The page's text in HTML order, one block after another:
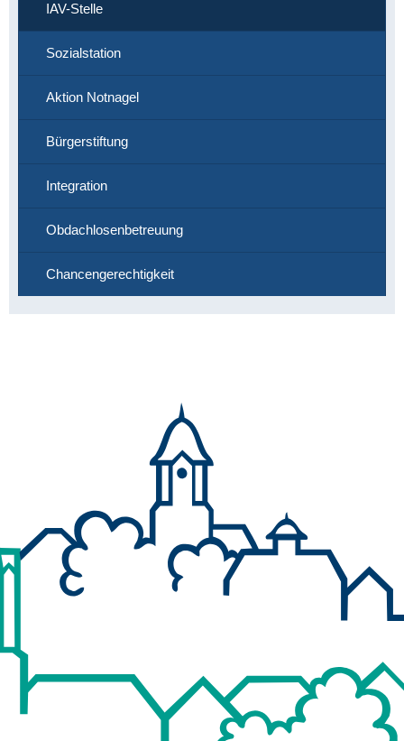
IAV-Stelle
Sozialstation
Aktion Notnagel
Bürgerstiftung
Integration
Obdachlosenbetreuung
Chancengerechtigkeit